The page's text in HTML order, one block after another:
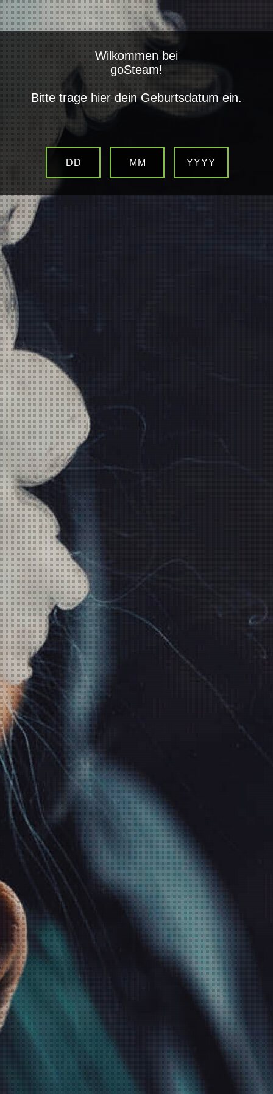
closed
Bad Candy Crazy Cola Aroma
Artikelnummer:
Cola, Kirsche, Frische
Kategorie:Bad Candy
inkl. 19% USt., zzgl.Versand
Wunschzettel
Beschreibung Produkt Tags
Cola, Kirsche und Frische.
Sie erhalten 10ml Aromakonzentrat in einer 120ml
Flasche.
Die fehlenden 110ml müssen mit Basis Flüssigkeit und
ggf. Nikotin gemischt werden. Für nikotinfreies Liquid,
wird die Flasche mit 110ml Basis Flüssigkeit befüllt. Für
3mg sind es 2 Nikotinshots und 90ml Basis. Für 6mg
sind es 4 Nikotinshots und 70ml Basis.
Bitte beachten Sie, dass im Lieferumfang keine
Nikotinshots enthalten sind!
INFORMATIONEN
Wir über uns
Zahlungsmöglichkeiten
Versandinformationen
Newsletter
GESETZLICHE
INFORMATIONEN
Datenschutz
AGB
Sitemap
Impressum
Batteriegesetzhinweise
Widerrufsrecht
Wilkommen bei
goSteam!
Bitte trage hier dein Geburtsdatum ein.
MM
DD YYYY